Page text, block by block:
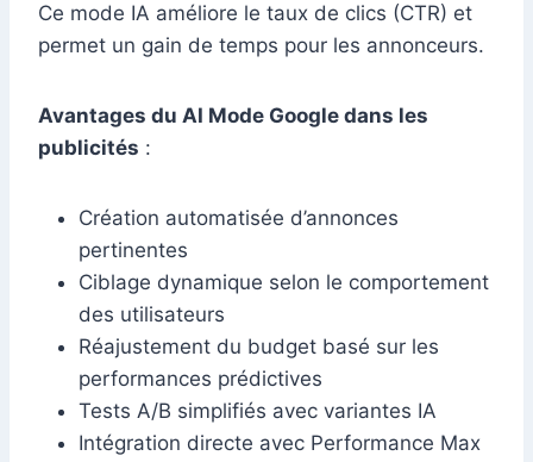
Ce mode IA améliore le taux de clics (CTR) et
permet un gain de temps pour les annonceurs.
Avantages du AI Mode Google dans les
publicités :
Création automatisée d’annonces
pertinentes
Ciblage dynamique selon le comportement
des utilisateurs
Réajustement du budget basé sur les
performances prédictives
Tests A/B simplifiés avec variantes IA
Intégration directe avec Performance Max